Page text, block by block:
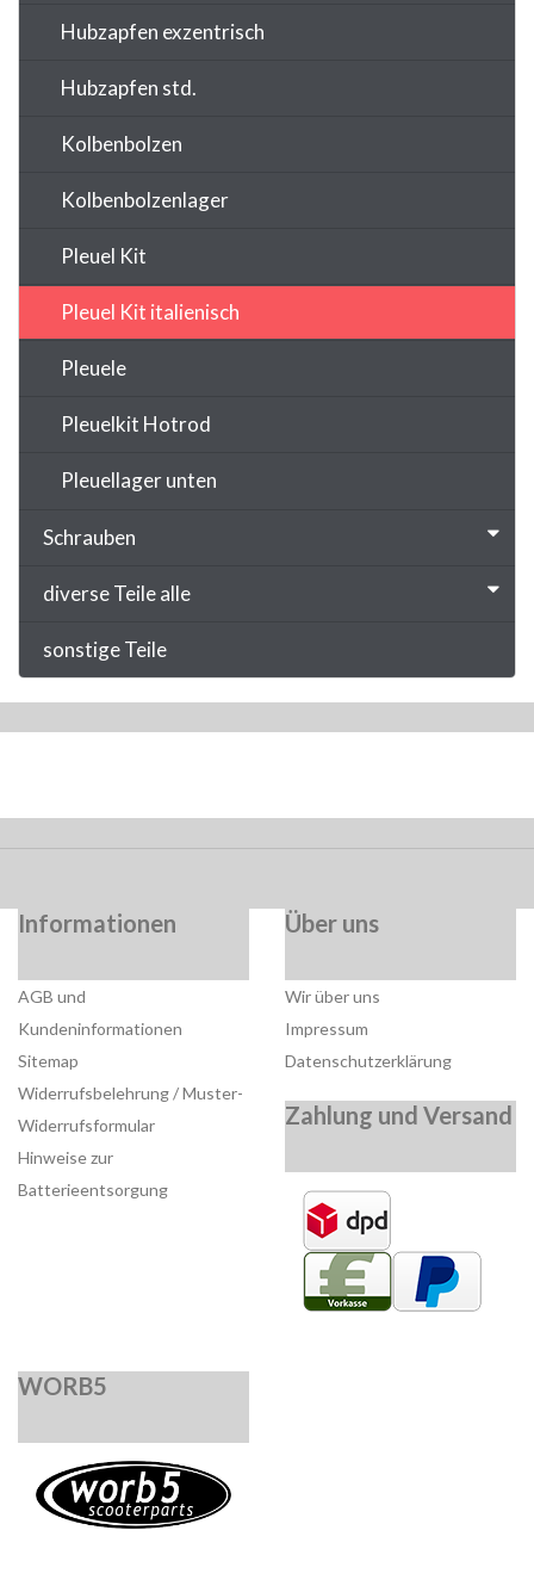
Hubzapfen exzentrisch
Hubzapfen std.
Kolbenbolzen
Kolbenbolzenlager
Pleuel Kit
Pleuel Kit italienisch
Pleuele
Pleuelkit Hotrod
Pleuellager unten
Schrauben
diverse Teile alle
sonstige Teile
Informationen
AGB und
Kundeninformationen
Sitemap
Widerrufsbelehrung / Muster-
Widerrufsformular
Hinweise zur
Batterieentsorgung
Über uns
Wir über uns
Impressum
Datenschutzerklärung
Zahlung und Versand
WORB5